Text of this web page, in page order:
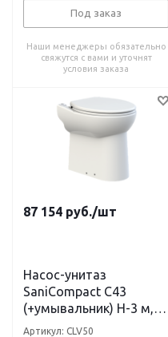
Под заказ
Наши менеджеры обязательно
свяжутся с вами и уточнят
условия заказа
87 154 руб./шт
Насос-унитаз
SaniCompact C43
(+умывальник) H-3 м, L-
30 м
Артикул: CLV50